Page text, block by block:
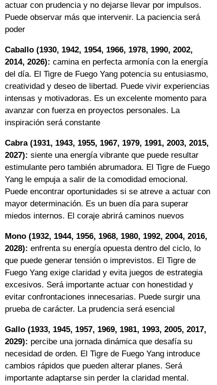
actuar con prudencia y no dejarse llevar por impulsos.
Puede observar más que intervenir. La paciencia será
poder
Caballo (1930, 1942, 1954, 1966, 1978, 1990, 2002,
2014, 2026): camina en perfecta armonía con la energía
del día. El Tigre de Fuego Yang potencia su entusiasmo,
creatividad y deseo de libertad. Puede vivir experiencias
intensas y motivadoras. Es un excelente momento para
avanzar con fuerza en proyectos personales. La
inspiración será constante
Cabra (1931, 1943, 1955, 1967, 1979, 1991, 2003, 2015,
2027): siente una energía vibrante que puede resultar
estimulante pero también abrumadora. El Tigre de Fuego
Yang le empuja a salir de la comodidad emocional.
Puede encontrar oportunidades si se atreve a actuar con
mayor determinación. Es un buen día para superar
miedos internos. El coraje abrirá caminos nuevos
Mono (1932, 1944, 1956, 1968, 1980, 1992, 2004, 2016,
2028): enfrenta su energía opuesta dentro del ciclo, lo
que puede generar tensión o imprevistos. El Tigre de
Fuego Yang exige claridad y evita juegos de estrategia
excesivos. Será importante actuar con honestidad y
evitar confrontaciones innecesarias. Puede surgir una
prueba de carácter. La prudencia será esencial
Gallo (1933, 1945, 1957, 1969, 1981, 1993, 2005, 2017,
2029): percibe una jornada dinámica que desafía su
necesidad de orden. El Tigre de Fuego Yang introduce
cambios rápidos que pueden alterar planes. Será
importante adaptarse sin perder la claridad mental.